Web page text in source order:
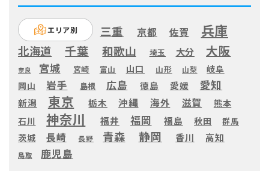
エリア別 三重 京都 佐賀 兵庫
北海道 千葉 和歌山 埼玉 大分 大阪
奈良 宮城 宮崎 富山 山口 山形 山梨
岐阜
岡山
岩手 島根 広島 徳島 愛媛 愛知
新潟 東京 栃木 沖縄 海外 滋賀
熊本
石川
神奈川 福井 福岡 福島 秋田 群馬
茨城 長崎 長野 青森 静岡 香川 高知
鳥取 鹿児島